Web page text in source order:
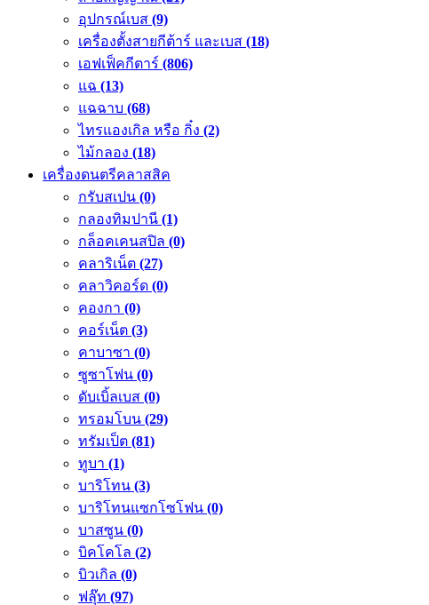
อุปกรณ์เบส (9)
เครื่องตั้งสายกีต้าร์ และเบส (18)
เอฟเฟ็คกีตาร์ (806)
แฉ (13)
แฉฉาบ (68)
ไทรแองเกิล หรือ กิ๋ง (2)
ไม้กลอง (18)
เครื่องดนตรีคลาสสิค
กรับสเปน (0)
กลองทิมปานี (1)
กล็อคเคนสปิล (0)
คลาริเน็ต (27)
คลาวิคอร์ด (0)
คองกา (0)
คอร์เน็ต (3)
คาบาซา (0)
ซูซาโฟน (0)
ดับเบิ้ลเบส (0)
ทรอมโบน (29)
ทรัมเป็ต (81)
ทูบา (1)
บาริโทน (3)
บาริโทนแซกโซโฟน (0)
บาสซูน (0)
บิคโคโล (2)
บิวเกิล (0)
ฟลุ๊ท (97)